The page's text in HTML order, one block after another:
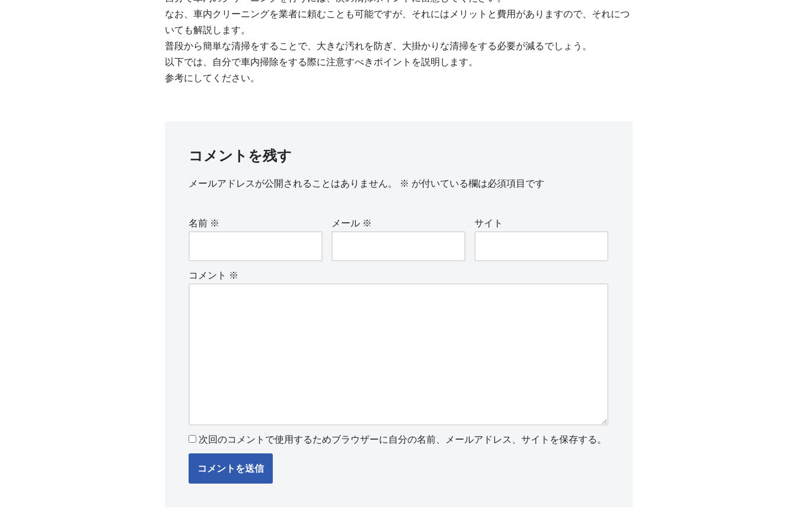
なお、車内クリーニングを業者に頼むことも可能ですが、それにはメリットと費用がありますので、それにつ
いても解説します。
普段から簡単な清掃をすることで、大きな汚れを防ぎ、大掛かりな清掃をする必要が減るでしょう。
以下では、自分で車内掃除をする際に注意すべきポイントを説明します。
参考にしてください。
コメントを残す
メールアドレスが公開されることはありません。 ※ が付いている欄は必須項目です
名前 ※ メール ※ サイト
コメント ※
次回のコメントで使用するためブラウザーに自分の名前、メールアドレス、サイトを保存する。